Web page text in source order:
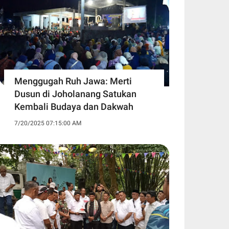
Menggugah Ruh Jawa: Merti
Dusun di Joholanang Satukan
Kembali Budaya dan Dakwah
7/20/2025 07:15:00 AM